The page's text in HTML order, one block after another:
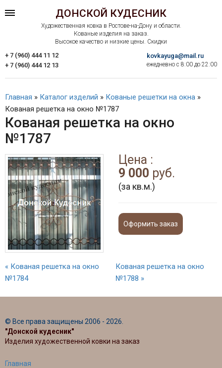
ДОНСКОЙ КУДЕСНИК
Художественная ковка в Ростове-на-Дону и области.
Кованые изделия на заказ.
Высокое качество и низкие цены. Скидки
+ 7 (960) 444 11 12
+ 7 (960) 444 12 13
kovkayuga@mail.ru
ежедневно с 8:00 до 22:00
Главная » Каталог изделий » Кованые решетки на окна »
Кованая решетка на окно №1787
Кованая решетка на окно
№1787
Цена :
9 000 руб.
(за кв.м.)
Оформить заказ
« Кованая решетка на окно
№1784
Кованая решетка на окно
№1788 »
© Все права защищены 2006 - 2026.
"Донской кудесник"
Изделия художественной ковки на заказ
Главная